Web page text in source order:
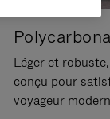
Léger et
conçu pour
voyageur